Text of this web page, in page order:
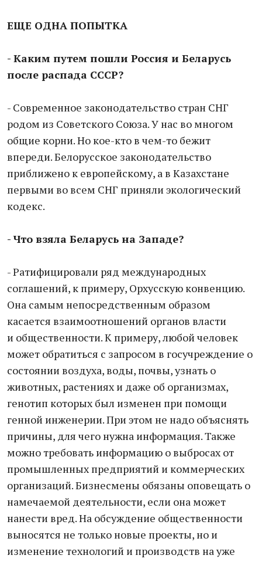
ЕЩЕ ОДНА ПОПЫТКА
- Каким путем пошли Россия и Беларусь
после распада СССР?
- Современное законодательство стран СНГ
родом из Советского Союза. У нас во многом
общие корни. Но кое-кто в чем-то бежит
впереди. Белорусское законодательство
приближено к европейскому, а в Казахстане
первыми во всем СНГ приняли экологический
кодекс.
- Что взяла Беларусь на Западе?
- Ратифицировали ряд международных
соглашений, к примеру, Орхусскую конвенцию.
Она самым непосредственным образом
касается взаимоотношений органов власти
и общественности. К примеру, любой человек
может обратиться с запросом в госучреждение о
состоянии воздуха, воды, почвы, узнать о
животных, растениях и даже об организмах,
генотип которых был изменен при помощи
генной инженерии. При этом не надо объяснять
причины, для чего нужна информация. Также
можно требовать информацию о выбросах от
промышленных предприятий и коммерческих
организаций. Бизнесмены обязаны оповещать о
намечаемой деятельности, если она может
нанести вред. На обсуждение общественности
выносятся не только новые проекты, но и
изменение технологий и производств на уже